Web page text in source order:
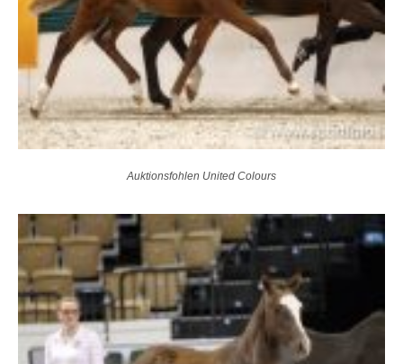
Auktionsfohlen United Colours